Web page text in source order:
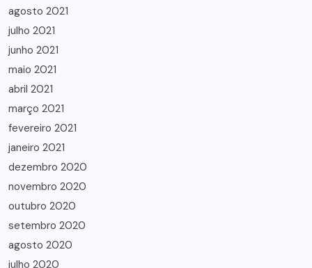
agosto 2021
julho 2021
junho 2021
maio 2021
abril 2021
março 2021
fevereiro 2021
janeiro 2021
dezembro 2020
novembro 2020
outubro 2020
setembro 2020
agosto 2020
julho 2020